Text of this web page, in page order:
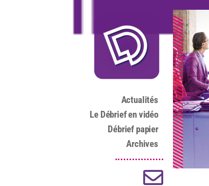
Actualités
Le Débrief en vidéo
Débrief papier
Archives